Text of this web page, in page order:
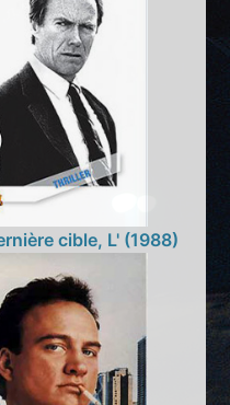
cible, L' (1988)